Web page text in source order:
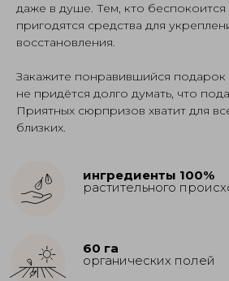
даже в душе. Тем, кто
пригодятся средства для
восстановления.
Закажите понравившийся
не придётся долго думать, что
Приятных сюрпризов хватит для
близких.
ингредиенты 100%
растительного
60 га
органических полей